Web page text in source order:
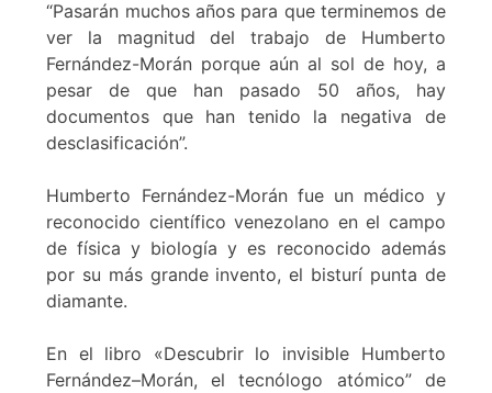
“Pasarán muchos años para que terminemos de
ver la magnitud del trabajo de Humberto
Fernández-Morán porque aún al sol de hoy, a
pesar de que han pasado 50 años, hay
documentos que han tenido la negativa de
desclasificación”.
Humberto Fernández-Morán fue un médico y
reconocido científico venezolano en el campo
de física y biología y es reconocido además
por su más grande invento, el bisturí punta de
diamante.
En el libro «Descubrir lo invisible Humberto
Fernández–Morán, el tecnólogo atómico” de